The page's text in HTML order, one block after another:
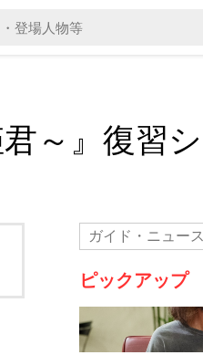
君～』復習
ピックアップ